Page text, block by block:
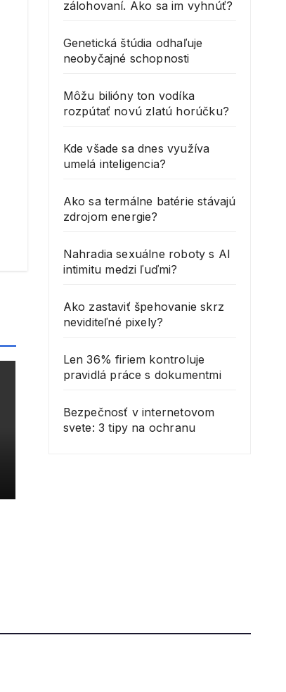
zálohovaní. Ako sa im vyhnúť?
Genetická štúdia odhaľuje
neobyčajné schopnosti
Môžu bilióny ton vodíka
rozpútať novú zlatú horúčku?
Kde všade sa dnes využíva
umelá inteligencia?
Ako sa termálne batérie stávajú
zdrojom energie?
Nahradia sexuálne roboty s AI
intimitu medzi ľuďmi?
Ako zastaviť špehovanie skrz
neviditeľné pixely?
Len 36% firiem kontroluje
pravidlá práce s dokumentmi
Bezpečnosť v internetovom
svete: 3 tipy na ochranu